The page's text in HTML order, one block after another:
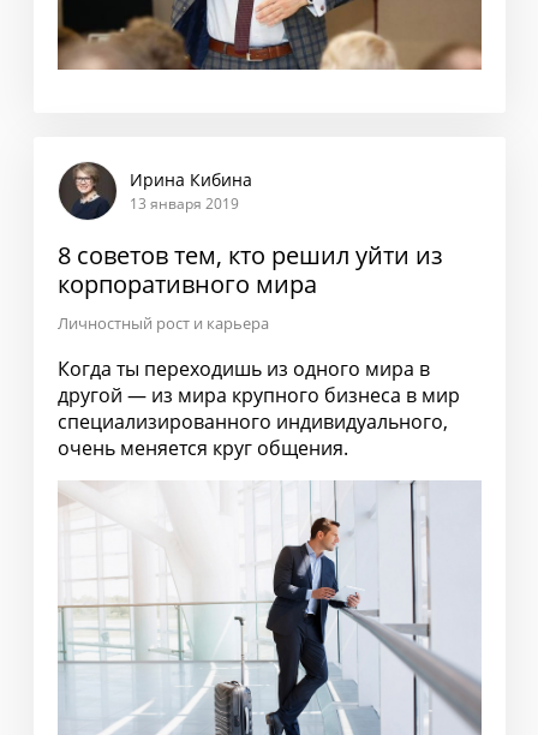
Ирина Кибина
13 января 2019
8 советов тем, кто решил уйти из
корпоративного мира
Личностный рост и карьера
Когда ты переходишь из одного мира в
другой — из мира крупного бизнеса в мир
специализированного индивидуального,
очень меняется круг общения.